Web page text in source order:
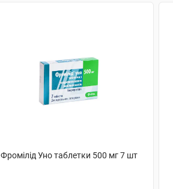
Фромілід Уно таблетки 500 мг 7 шт